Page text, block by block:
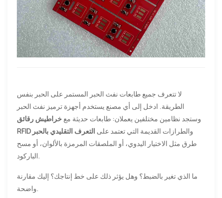
لا تتعرف جميع طابعات نفث الحبر المستمر على الحبر بنفس
الطريقة. ادخل إلى أي مصنع يستخدم أجهزة ترميز نفث الحبر
وستجد نظامين مختلفين يعملان: طابعات حديثة مع خراطيش رقائق
RFID
والطرازات القديمة التي تعتمد على التعرف التقليدي بالحبر
طرق مثل الاختيار اليدوي، أو الملصقات المرمزة بالألوان، أو مسح
الباركود.
ما الذي تغير بالضبط؟ وهل يؤثر ذلك على خط إنتاجك؟ إليك مقارنة
واضحة.